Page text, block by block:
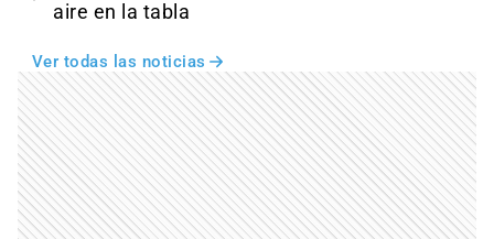
aire en la tabla
Ver todas las noticias